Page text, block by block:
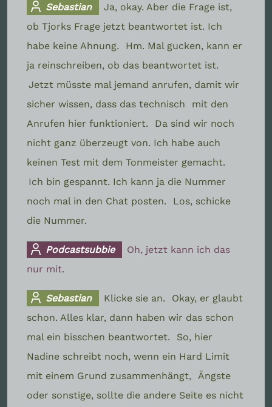
Sebastian
Ja, okay. Aber die Frage ist,
ob Tjorks Frage jetzt beantwortet ist. Ich
habe keine Ahnung.
Hm. Mal gucken, kann er
ja reinschreiben, ob das beantwortet ist.
Jetzt müsste mal jemand anrufen, damit wir
sicher wissen, dass das technisch
mit den
Anrufen hier funktioniert.
Da sind wir noch
nicht ganz überzeugt von. Ich habe auch
keinen Test mit dem Tonmeister gemacht.
Ich bin gespannt. Ich kann ja die Nummer
noch mal in den Chat posten.
Los, schicke
die Nummer.
Podcastsubbie
Oh, jetzt kann ich das
nur mit.
Sebastian Klicke sie an.
Okay, er glaubt
schon. Alles klar, dann haben wir das schon
mal ein bisschen beantwortet.
So, hier
Nadine schreibt noch, wenn ein Hard Limit
mit einem Grund zusammenhängt,
Ängste
oder sonstige, sollte die andere Seite es nicht